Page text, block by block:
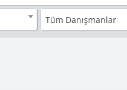
Tüm Danışmanlar